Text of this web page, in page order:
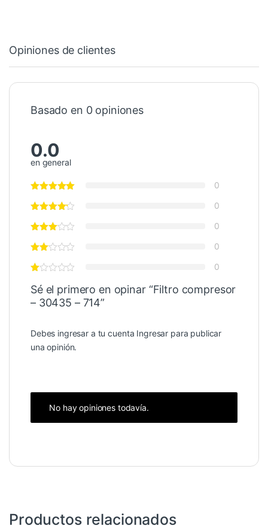
Opiniones de clientes
Basado en 0 opiniones
0.0
en general
0
0
0
0
0
Sé el primero en opinar “Filtro compresor
– 30435 – 714”
Debes ingresar a tu cuenta Ingresar para publicar
una opinión.
No hay opiniones todavía.
Productos relacionados